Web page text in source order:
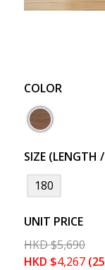
COLOR
SIZE (LENGTH
180
UNIT PRICE
HKD$5,690
HKD $4,267